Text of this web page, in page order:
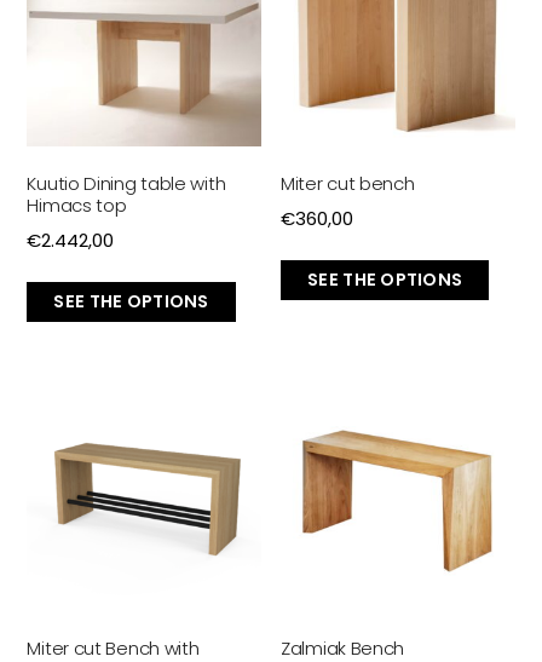
Kuutio Dining table with
Himacs top
€2.442,00
SEE THE OPTIONS
Miter cut bench
€360,00
SEE THE OPTIONS
Miter cut Bench with
Zalmiak Bench